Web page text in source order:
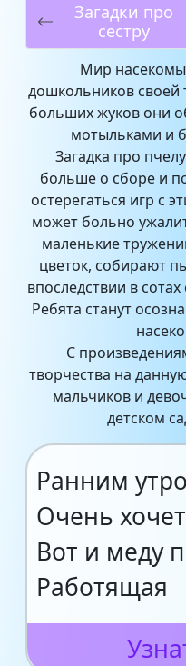
Загадки про
сестру
Мир
дошкольников своей
больших жуков они
мотыльками и
Загадка про
больше о сборе и
остерегаться игр с
может больно
маленькие
цветок, собирают
впоследствии в
Ребята станут
С
творчества на
мальчиков и
детском
Ранним
Очень
Вот и меду
Работящая